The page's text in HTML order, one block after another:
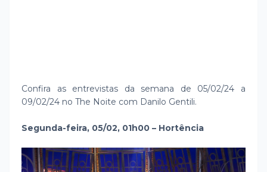
Confira as entrevistas da semana de 05/02/24 a
09/02/24 no The Noite com Danilo Gentili.
Segunda-feira, 05/02, 01h00 – Hortência